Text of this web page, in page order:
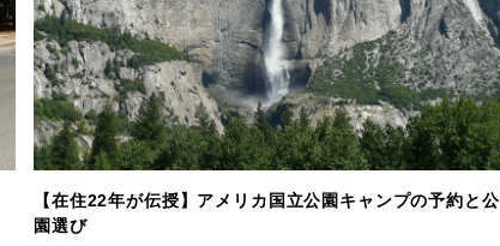
【在住22年が伝授】アメリカ国立公園キャンプの予約と公
園選び